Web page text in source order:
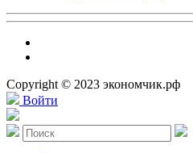
Copyright © 2023 экономчик.рф
Войти